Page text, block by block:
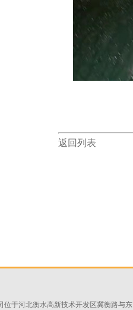
返回列表
位于河北衡水高新技术开发区冀衡路与东